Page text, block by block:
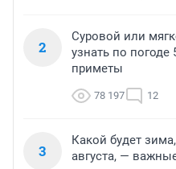
2
Суровой или
узнать по
приметы
78 197 12
3
Какой будет
августа, —